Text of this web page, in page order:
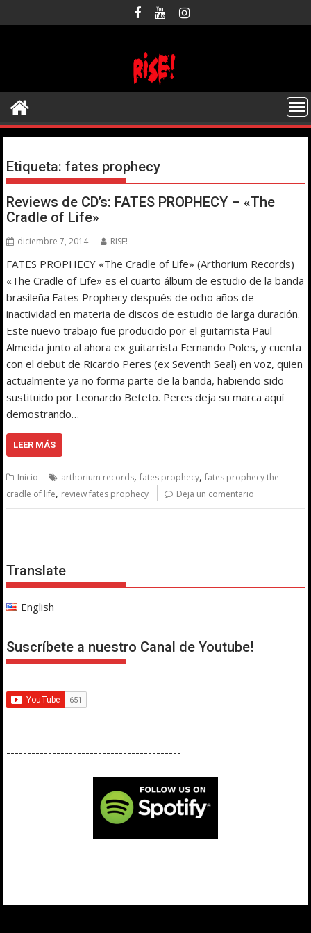
al
Etiqueta:fates prophecy
Reviews de CD’s: FATES PROPHECY – «The
Cradle of Life»
diciembre 7, 2014 RISE!
FATES PROPHECY «The Cradle of Life» (Arthorium Records)
«The Cradle of Life» es el cuarto álbum de estudio de la banda
brasileña Fates Prophecy después de ocho años de
inactividad en materia de discos de estudio de larga duración.
Este nuevo trabajo fue producido por el guitarrista Paul
Almeida junto al ahora ex guitarrista Fernando Poles, y cuenta
con el debut de Ricardo Peres (ex Seventh Seal) en voz, quien
actualmente ya no forma parte de la banda, habiendo sido
sustituido por Leonardo Beteto. Peres deja su marca aquí
demostrando…
LEER MÁS
Inicio arthorium records,fates prophecy,fates prophecy the
cradle of life, review fates prophecy Deja un comentario
Translate
English
Suscríbete a nuestro Canal de Youtube!
------------------------------------------